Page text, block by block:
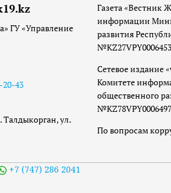
ГУ «Управление
20-43
Талдыкорган, ул.
Газета «Вестник
информации
развития
Сетевое издание
Комитете
общественного
По вопросам
+7 (747) 286 2041